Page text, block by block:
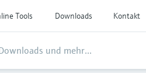
Tools Downloads Kontakt